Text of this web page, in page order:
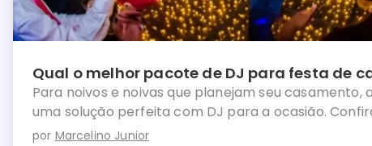
Qual o melhor pacote de DJ para festa de
Para noivos e noivas que planejam seu casamento,
uma solução perfeita com DJ para a ocasião.
por Marcelino Junior